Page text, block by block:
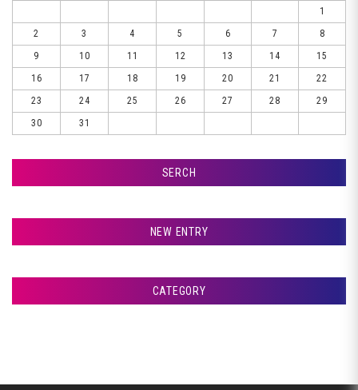
1
2
3 4 5 6 7
8
9
10 11 12 13 14
15
16
17 18 19 20 21
22
23
24 25 26 27 28
29
30
31
SERCH
NEW ENTRY
札幌市Ｔ様ランクル、コーティングです♪
室蘭市Ｇ様ランクル、作業開始です♪
CATEGORY
美装